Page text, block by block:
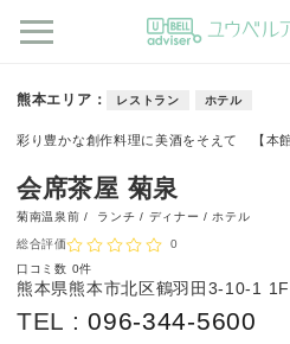
熊本エリア レストラン ホテル
彩り豊かな創作料理に美酒をそえて 【本館
会席茶屋 菊泉
菊南温泉前 / ランチ / ディナー / ホテル
総合評価
0
口コミ数 0件
熊本県熊本市北区鶴羽田3-10-1 1F
TEL :096-344-5600